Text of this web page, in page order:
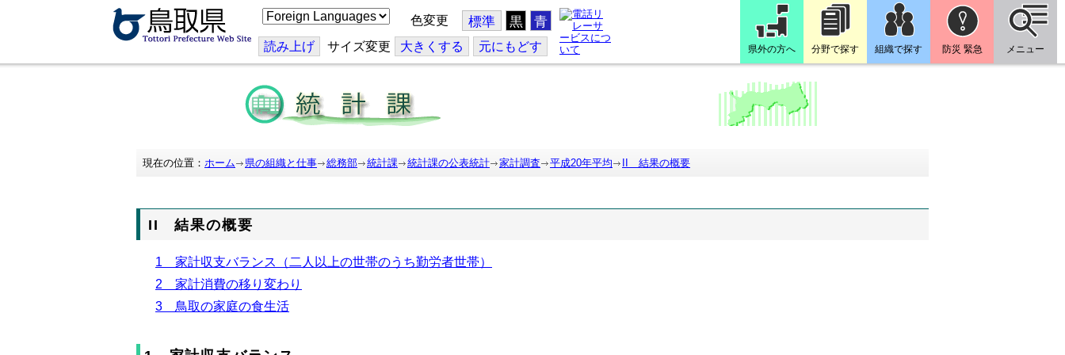
こ
の
ジ
を
訳
す
る
色変更 標準 黒 青
読み上げ サイズ変更 大きくする 元にもどす 県外の方へ 分野で探す 組織で探す 防災 緊急 メニュー
現在の位置： ホーム 県の組織と仕事 総務部 統計課 統計課の公表統計 家計調査 平成20年平均 II 結果の概要
II 結果の概要
1 家計収支バランス（二人以上の世帯のうち勤労者世帯）
2 家計消費の移り変わり
3 鳥取の家庭の食生活